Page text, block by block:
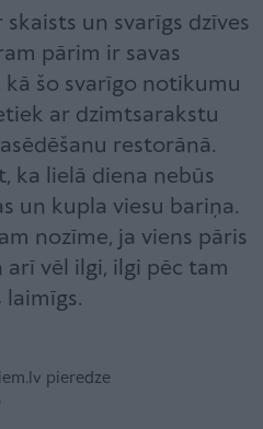
un svarīgs dzīves
pārim ir savas
šo svarīgo notikumu
ar dzimtsarakstu
restorānā.
ka lielā diena nebūs
un kupla viesu bariņa.
nozīme, ja viens pāris
arī vēl ilgi, ilgi pēc tam
laimīgs.
pieredze